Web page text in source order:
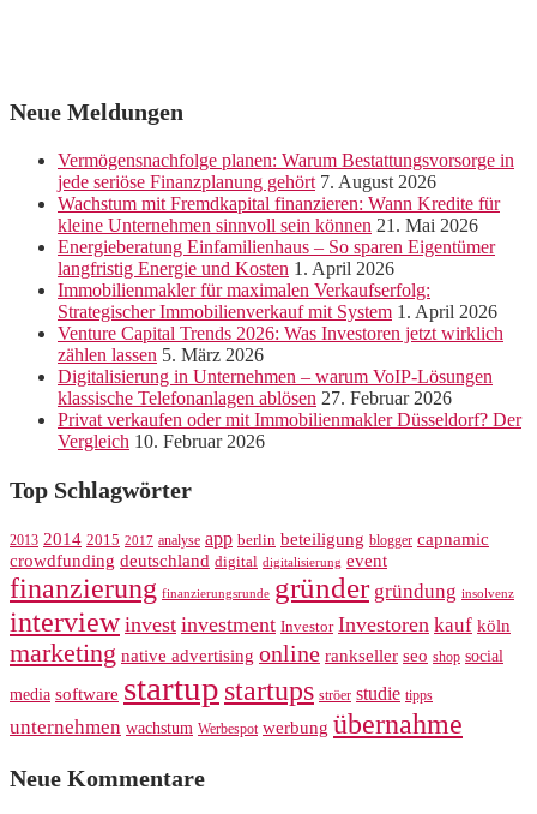
Neue Meldungen
Vermögensnachfolge planen: Warum Bestattungsvorsorge in
jede seriöse Finanzplanung gehört 7. August 2026
Wachstum mit Fremdkapital finanzieren: Wann Kredite für
kleine Unternehmen sinnvoll sein können 21. Mai 2026
Energieberatung Einfamilienhaus – So sparen Eigentümer
langfristig Energie und Kosten 1. April 2026
Immobilienmakler für maximalen Verkaufserfolg:
Strategischer Immobilienverkauf mit System 1. April 2026
Venture Capital Trends 2026: Was Investoren jetzt wirklich
zählen lassen 5. März 2026
Digitalisierung in Unternehmen – warum VoIP-Lösungen
klassische Telefonanlagen ablösen 27. Februar 2026
Privat verkaufen oder mit Immobilienmakler Düsseldorf? Der
Vergleich 10. Februar 2026
Top Schlagwörter
2013 2014 2015 2017 analyse app berlin beteiligung blogger capnamic
crowdfunding deutschland digital digitalisierung event
finanzierung finanzierungsrunde gründer gründung insolvenz
interview invest investment Investor Investoren kauf köln
marketing native advertising online rankseller seo shop social
media software startup startups ströer studie tipps
unternehmen wachstum Werbespot werbung übernahme
Neue Kommentare